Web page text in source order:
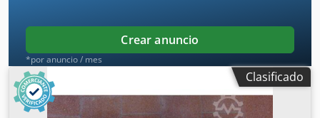
Crear anuncio
*por anuncio / mes
Clasificado